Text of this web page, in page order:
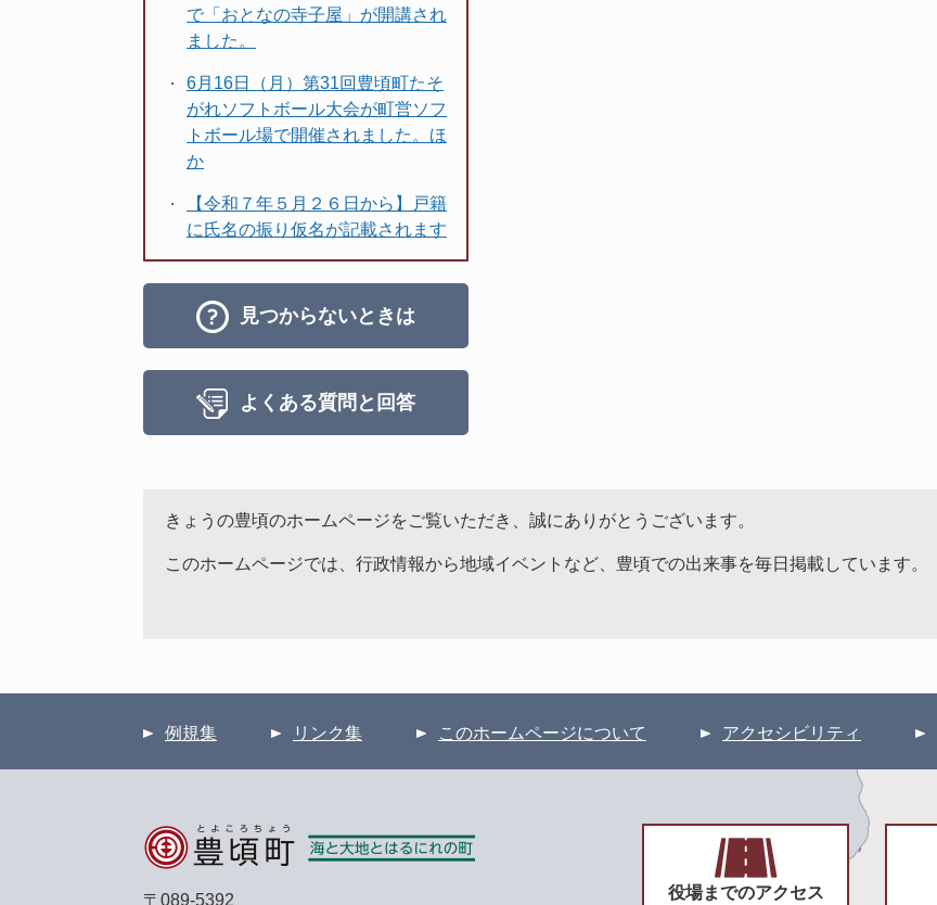
で「おとなの寺子屋」が開講され
ました。
6月16日（月）第31回豊頃町たそ
がれソフトボール大会が町営ソフ
トボール場で開催されました。ほ
か
【令和７年５月２６日から】戸籍
に氏名の振り仮名が記載されます
見つからないときは
よくある質問と回答
きょうの豊頃のホームページをご覧いただき、誠にありがとうございます。
このホームページでは、行政情報から地域イベントなど、豊頃での出来事を毎日掲載しています。
例規集 リンク集 このホームページについて アクセシビリティ
〒089-5392 役場までのアクセス